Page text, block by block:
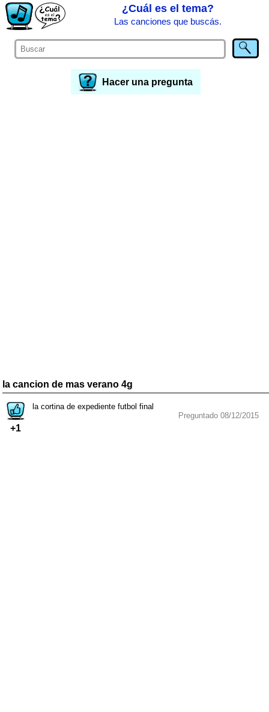
¿Cuál es el tema?
Las canciones que buscás.
Hacer una pregunta
la cancion de mas verano 4g
+1
la cortina de expediente futbol final
Preguntado 08/12/2015